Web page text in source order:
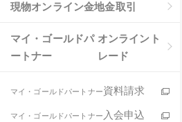
現物オンライン金地金取引
マイ・ゴールドパ
ートナー
オンライント
レード
マイ・ゴールドパートナー資料請求
マイ・ゴールドパートナー 入会申込